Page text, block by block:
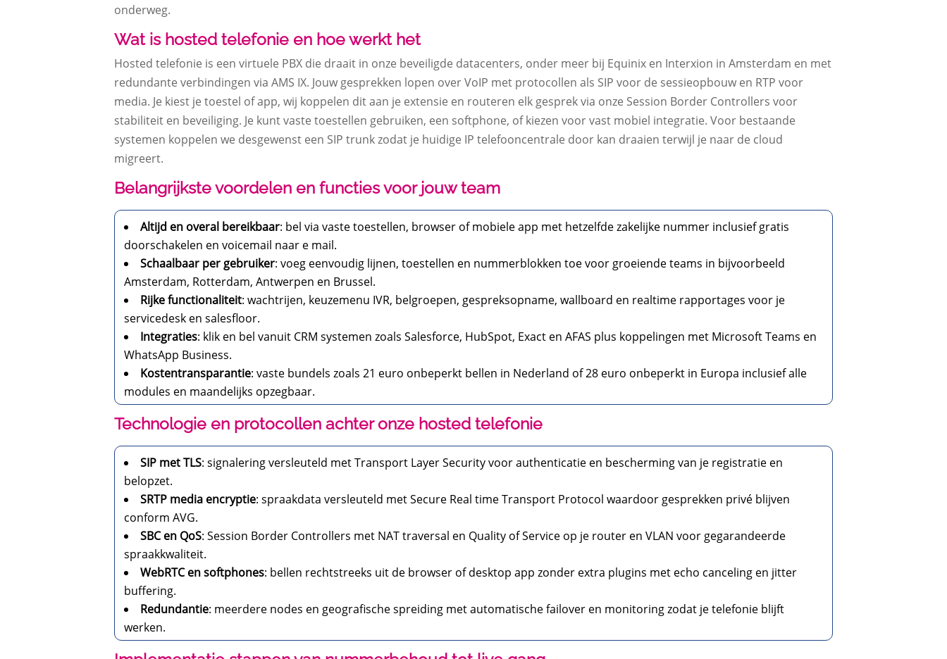
onderweg.
Wat is hosted telefonie en hoe werkt het
Hosted telefonie is een virtuele PBX die draait in onze beveiligde datacenters, onder meer bij Equinix en Interxion in Amsterdam en met
redundante verbindingen via AMS IX. Jouw gesprekken lopen over VoIP met protocollen als SIP voor de sessieopbouw en RTP voor
media. Je kiest je toestel of app, wij koppelen dit aan je extensie en routeren elk gesprek via onze Session Border Controllers voor
stabiliteit en beveiliging. Je kunt vaste toestellen gebruiken, een softphone, of kiezen voor vast mobiel integratie. Voor bestaande
systemen koppelen we desgewenst een SIP trunk zodat je huidige IP telefooncentrale door kan draaien terwijl je naar de cloud
migreert.
Belangrijkste voordelen en functies voor jouw team
Altijd en overal bereikbaar: bel via vaste toestellen, browser of mobiele app met hetzelfde zakelijke nummer inclusief gratis
doorschakelen en voicemail naar e mail.
Schaalbaar per gebruiker: voeg eenvoudig lijnen, toestellen en nummerblokken toe voor groeiende teams in bijvoorbeeld
Amsterdam, Rotterdam, Antwerpen en Brussel.
Rijke functionaliteit: wachtrijen, keuzemenu IVR, belgroepen, gespreksopname, wallboard en realtime rapportages voor je
servicedesk en salesfloor.
Integraties: klik en bel vanuit CRM systemen zoals Salesforce, HubSpot, Exact en AFAS plus koppelingen met Microsoft Teams en
WhatsApp Business.
Kostentransparantie: vaste bundels zoals 21 euro onbeperkt bellen in Nederland of 28 euro onbeperkt in Europa inclusief alle
modules en maandelijks opzegbaar.
Technologie en protocollen achter onze hosted telefonie
SIP met TLS: signalering versleuteld met Transport Layer Security voor authenticatie en bescherming van je registratie en
belopzet.
SRTP media encryptie: spraakdata versleuteld met Secure Real time Transport Protocol waardoor gesprekken privé blijven
conform AVG.
SBC en QoS: Session Border Controllers met NAT traversal en Quality of Service op je router en VLAN voor gegarandeerde
spraakkwaliteit.
WebRTC en softphones: bellen rechtstreeks uit de browser of desktop app zonder extra plugins met echo canceling en jitter
buffering.
Redundantie: meerdere nodes en geografische spreiding met automatische failover en monitoring zodat je telefonie blijft
werken.